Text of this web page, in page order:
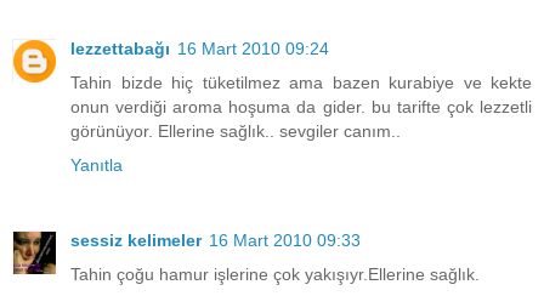
lezzettabağı 16 Mart 2010 09:24
Tahin bizde hiç tüketilmez ama bazen kurabiye ve kekte
onun verdiği aroma hoşuma da gider. bu tarifte çok lezzetli
görünüyor. Ellerine sağlık.. sevgiler canım..
Yanıtla
sessiz kelimeler 16 Mart 2010 09:33
Tahin çoğu hamur işlerine çok yakışıyr.Ellerine sağlık.